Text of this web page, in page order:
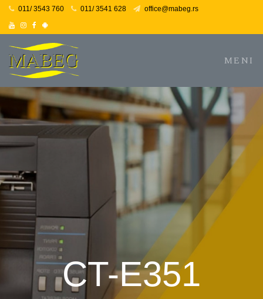
011/ 3543 760 011/ 3541 628 office@mabeg.rs
YoutubeInstagram
Facebook
Facebook
MENI
CT-E351